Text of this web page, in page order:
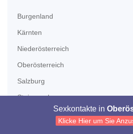
Burgenland
Kärnten
Niederösterreich
Oberösterreich
Salzburg
Steiermark
Sexkontakte in
Klicke Hier um Sie